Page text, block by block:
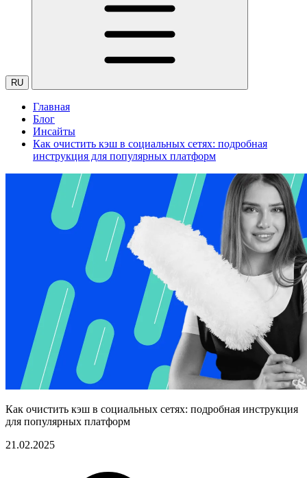
RU
Главная
Блог
Инсайты
Как очистить кэш в социальных сетях: подробная
инструкция для популярных платформ
Как очистить кэш в социальных сетях: подробная инструкция
для популярных платформ
21.02.2025